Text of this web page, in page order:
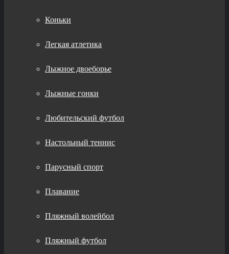
Коньки
Легкая атлетика
Лыжное двоеборье
Лыжные гонки
Любительский футбол
Настольный теннис
Парусный спорт
Плавание
Пляжный волейбол
Пляжный футбол